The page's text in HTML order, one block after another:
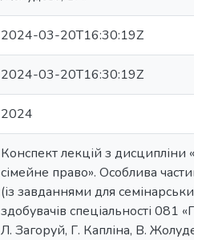
2024-03-20T16:30:19Z
2024-03-20T16:30:19Z
2024
Конспект лекцій з дисципліни
сімейне право». Особлива
(із завданнями для семінарських
здобувачів спеціальності 081
Л. Загоруй, Г. Капліна, В.